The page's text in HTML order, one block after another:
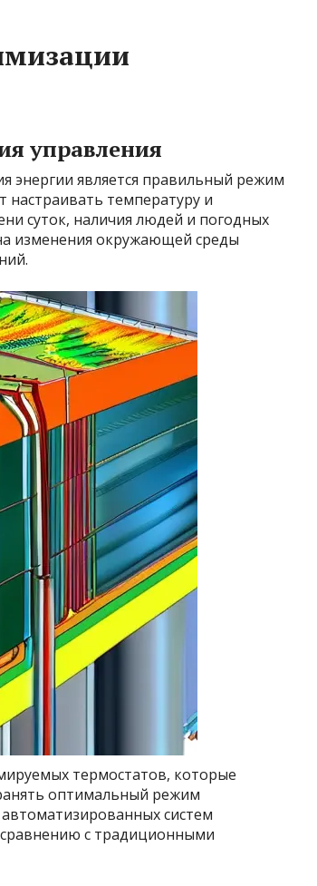
управления
энергии является правильный режим
температуру и
суток, наличия людей и погодных
изменения окружающей среды
термостатов, которые
оптимальный режим
систем
сравнению с традиционными